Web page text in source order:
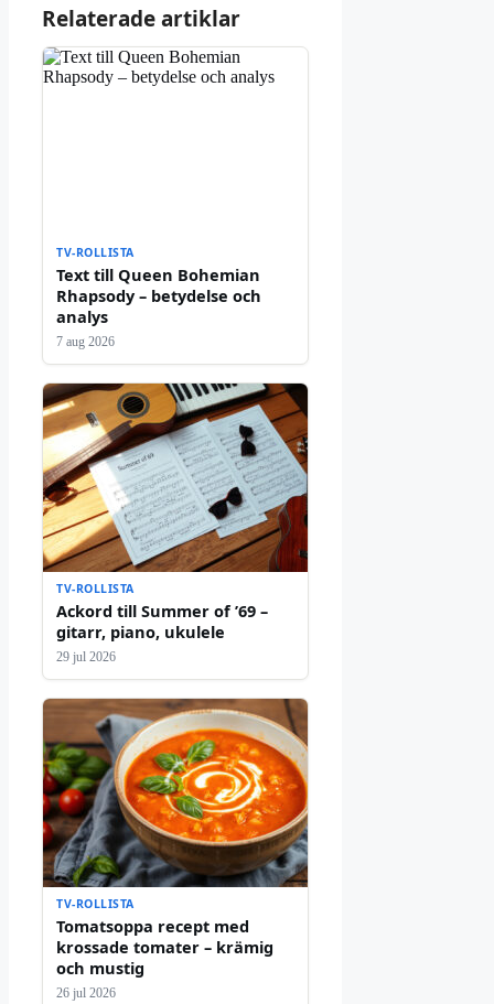
Relaterade artiklar
TV-ROLLISTA
Text till Queen Bohemian
Rhapsody – betydelse och
analys
7 aug 2026
TV-ROLLISTA
Ackord till Summer of ’69 –
gitarr, piano, ukulele
29 jul 2026
TV-ROLLISTA
Tomatsoppa recept med
krossade tomater – krämig
och mustig
26 jul 2026